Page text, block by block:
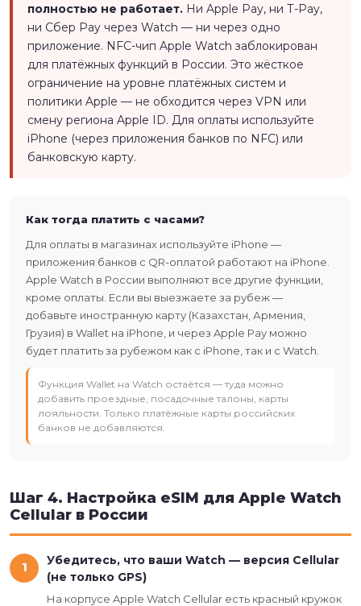
полностью не работает. Ни Apple Pay, ни Т-Pay,
ни Сбер Pay через Watch — ни через одно
приложение. NFC-чип Apple Watch заблокирован
для платёжных функций в России. Это жёсткое
ограничение на уровне платёжных систем и
политики Apple — не обходится через VPN или
смену региона Apple ID. Для оплаты используйте
iPhone (через приложения банков по NFC) или
банковскую карту.
Как тогда платить с часами?
Для оплаты в магазинах используйте iPhone —
приложения банков с QR-оплатой работают на iPhone.
Apple Watch в России выполняют все другие функции,
кроме оплаты. Если вы выезжаете за рубеж —
добавьте иностранную карту (Казахстан, Армения,
Грузия) в Wallet на iPhone, и через Apple Pay можно
будет платить за рубежом как с iPhone, так и с Watch.
Функция Wallet на Watch остаётся — туда можно
добавить проездные, посадочные талоны, карты
лояльности. Только платёжные карты российских
банков не добавляются.
Шаг 4. Настройка eSIM для Apple Watch
Cellular в России
1
Убедитесь, что ваши Watch — версия Cellular
(не только GPS)
На корпусе Apple Watch Cellular есть красный кружок